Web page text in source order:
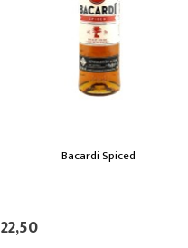
Bacardi Spiced
22,50